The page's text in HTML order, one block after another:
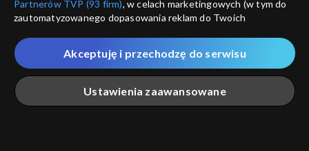
Miłość i nadzieja
odc. 225
Miłość i nadzieja
odc. 224
Partnerów TVP (93 firm), w celach marketingowych (w tym do
zautomatyzowanego dopasowania reklam do Twoich
które wskazujemy poniżej, a także zgody na udostępnianie
przez nas identyfikatora PPID do Google.
Twoje dane osobowe zbierane podczas odwiedzania przez
Ciebie naszych
poszczególnych serwisówzwanych dalej
„Portalem”, w tym informacje zapisywane za pomocą
Ustawienia zaawansowane
Akceptuję i przechodzę do serwisu